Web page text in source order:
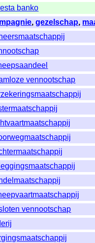
banko
,gezelschap,
vennootschap
vennootschap